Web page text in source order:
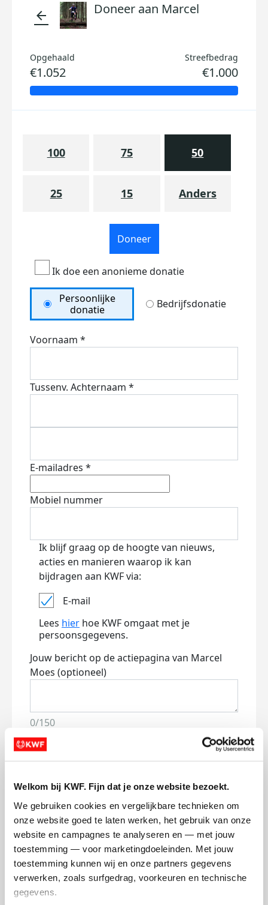
Welkom bij KWF. Fijn dat je onze website bezoekt.
We gebruiken cookies en vergelijkbare technieken om
onze website goed te laten werken, het gebruik van onze
website en campagnes te analyseren en — met jouw
toestemming — voor marketingdoeleinden. Met jouw
toestemming kunnen wij en onze partners gegevens
verwerken, zoals surfgedrag, voorkeuren en technische
gegevens.
arrow_back Doneer aan Marcel
Opgehaald
€1.052
Streefbedrag
€1.000
100 75 50
25 15 Anders
Doneer
Ik doe een anonieme donatie
Persoonlijke
donatie
Bedrijfsdonatie
Voornaam *
Tussenv. Achternaam *
E-mailadres *
Mobiel nummer
Ik blijf graag op de hoogte van nieuws,
acties en manieren waarop ik kan
bijdragen aan KWF via:
E-mail
Lees hier hoe KWF omgaat met je
persoonsgegevens.
Jouw bericht op de actiepagina van Marcel
Moes (optioneel)
0/150
Naam die op de pagina verschijnt
Volgende
Volgende